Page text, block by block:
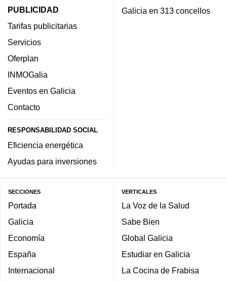
PUBLICIDAD
Tarifas publicitarias
Servicios
Oferplan
INMOGalia
Eventos en Galicia
Contacto
RESPONSABILIDAD SOCIAL
Eficiencia energética
Ayudas para inversiones
Galicia en 313 concellos
SECCIONES
Portada
Galicia
Economía
España
Internacional
VERTICALES
La Voz de la Salud
Sabe Bien
Global Galicia
Estudiar en Galicia
La Cocina de Frabisa